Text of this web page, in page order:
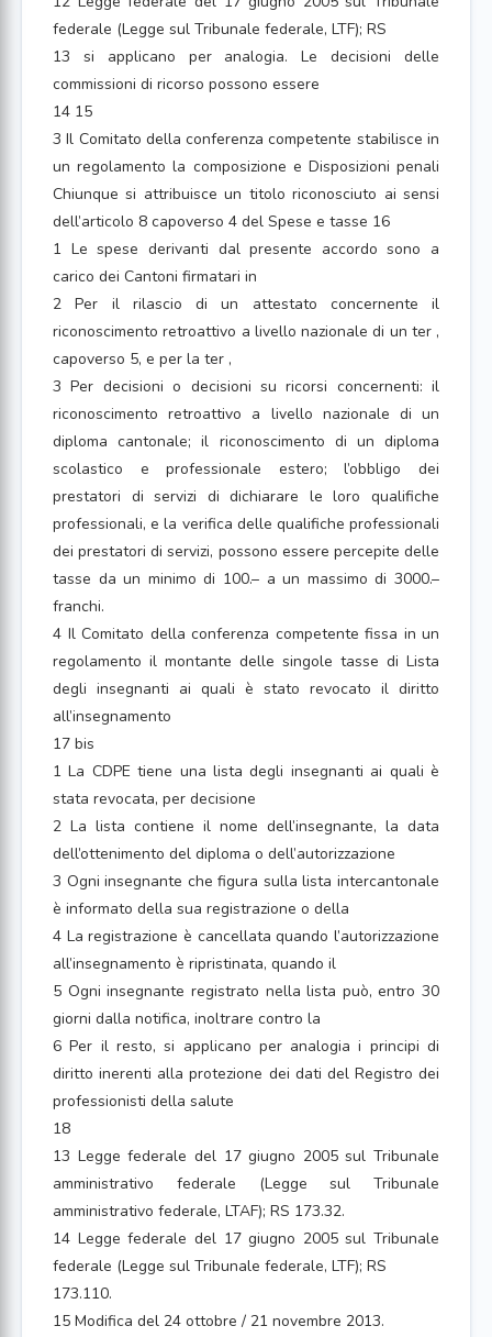
federale (Legge sul Tribunale federale, LTF); RS
13 si applicano per analogia. Le decisioni delle
commissioni di ricorso possono essere
14 15
3 Il Comitato della conferenza competente stabilisce in
un regolamento la composizione e Disposizioni penali
Chiunque si attribuisce un titolo riconosciuto ai sensi
dell’articolo 8 capoverso 4 del Spese e tasse 16
1 Le spese derivanti dal presente accordo sono a
carico dei Cantoni firmatari in
2 Per il rilascio di un attestato concernente il
riconoscimento retroattivo a livello nazionale di un ter ,
capoverso 5, e per la ter ,
3 Per decisioni o decisioni su ricorsi concernenti: il
riconoscimento retroattivo a livello nazionale di un
diploma cantonale; il riconoscimento di un diploma
scolastico e professionale estero; l’obbligo dei
prestatori di servizi di dichiarare le loro qualifiche
professionali, e la verifica delle qualifiche professionali
dei prestatori di servizi, possono essere percepite delle
tasse da un minimo di 100.– a un massimo di 3000.–
franchi.
4 Il Comitato della conferenza competente fissa in un
regolamento il montante delle singole tasse di Lista
degli insegnanti ai quali è stato revocato il diritto
all’insegnamento
17 bis
1 La CDPE tiene una lista degli insegnanti ai quali è
stata revocata, per decisione
2 La lista contiene il nome dell’insegnante, la data
dell’ottenimento del diploma o dell’autorizzazione
3 Ogni insegnante che figura sulla lista intercantonale
è informato della sua registrazione o della
4 La registrazione è cancellata quando l’autorizzazione
all’insegnamento è ripristinata, quando il
5 Ogni insegnante registrato nella lista può, entro 30
giorni dalla notifica, inoltrare contro la
6 Per il resto, si applicano per analogia i principi di
diritto inerenti alla protezione dei dati del Registro dei
professionisti della salute
18
13 Legge federale del 17 giugno 2005 sul Tribunale
amministrativo federale (Legge sul Tribunale
amministrativo federale, LTAF); RS 173.32.
14 Legge federale del 17 giugno 2005 sul Tribunale
federale (Legge sul Tribunale federale, LTF); RS
173.110.
15 Modifica del 24 ottobre / 21 novembre 2013.